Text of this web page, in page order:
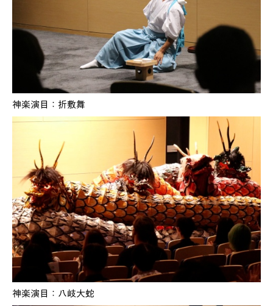
神楽演目：折敷舞
神楽演目：八岐大蛇